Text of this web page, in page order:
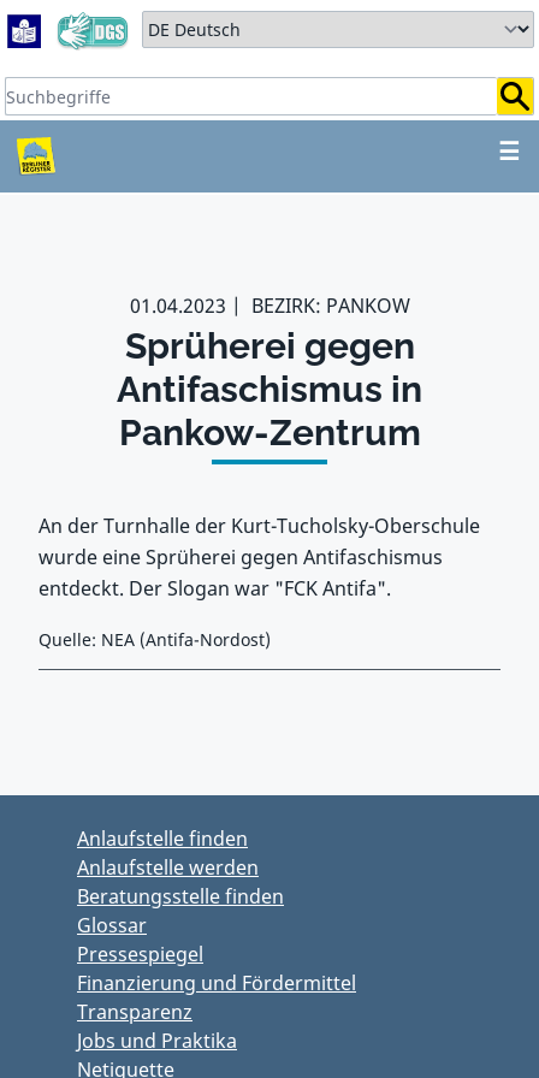
Zum Hauptbereich springen
Zum Hauptmenü springen
Sprache auswählen:
Suchbegriffe:
☰
ZUM HAUPTBEREICH
01.04.2023 BEZIRK: PANKOW
Sprüherei gegen
Antifaschismus in
Pankow-Zentrum
An der Turnhalle der Kurt-Tucholsky-Oberschule
wurde eine Sprüherei gegen Antifaschismus
entdeckt. Der Slogan war "FCK Antifa".
Quelle: NEA (Antifa-Nordost)
Anlaufstelle finden
Anlaufstelle werden
Beratungsstelle finden
Glossar
Pressespiegel
Finanzierung und Fördermittel
Transparenz
Jobs und Praktika
Netiquette